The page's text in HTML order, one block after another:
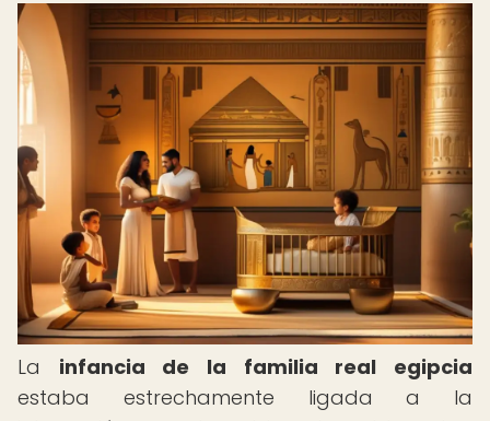
La infancia de la familia real egipcia
estaba estrechamente ligada a la